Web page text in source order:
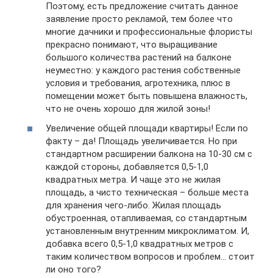
Поэтому, есть предложение считать данное
заявление просто рекламой, тем более что
многие дачники и профессиональные флористы
прекрасно понимают, что выращивание
большого количества растений на балконе
неуместно: у каждого растения собственные
условия и требования, агротехника, плюс в
помещении может быть повышена влажность,
что не очень хорошо для жилой зоны!
Увеличение общей площади квартиры! Если по
факту – да! Площадь увеличивается. Но при
стандартном расширении балкона на 10-30 см с
каждой стороны, добавляется 0,5-1,0
квадратных метра. И чаще это не жилая
площадь, а чисто техническая – больше места
для хранения чего-либо. Жилая площадь
обустроенная, отапливаемая, со стандартным
установленным внутренним микроклиматом. И,
добавка всего 0,5-1,0 квадратных метров с
таким количеством вопросов и проблем… стоит
ли оно того?